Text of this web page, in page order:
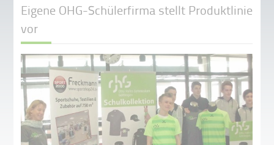
Eigene OHG-Schülerfirma stellt Produktlinie
vor